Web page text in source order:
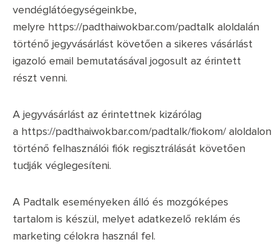
vendéglátóegységeinkbe,
melyre https://padthaiwokbar.com/padtalk aloldalán
történő jegyvásárlást követően a sikeres vásárlást
igazoló email bemutatásával jogosult az érintett
részt venni.
A jegyvásárlást az érintettnek kizárólag
a https://padthaiwokbar.com/padtalk/fiokom/aloldalon
történő felhasználói fiók regisztrálását követően
tudják véglegesíteni.
A Padtalk eseményeken álló és mozgóképes
tartalom is készül, melyet adatkezelő reklám és
marketing célokra használ fel.